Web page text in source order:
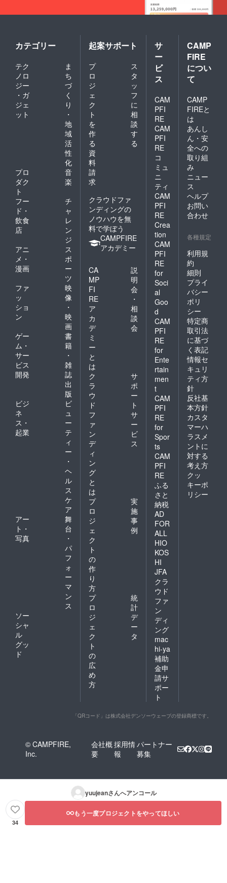
カテゴリー
テク
ノロ
ジー
・ガ
ジェ
ット
ま
ち
づ
く
り
・
地
域
活
性
化
プロ
ダク
ト
音
楽
フー
ド・
飲食
店
チ
ャ
レ
ン
ジ
アニ
メ・
漫画
ス
ポ
ー
ツ
ファ
ッ
ショ
ン
映
像
・
映
画
ゲー
ム・
サー
ビス
開発
書
籍
・
雑
誌
出
版
ビジ
ネ
ス・
起業
ビ
ュ
ー
テ
ィ
ー
・
ヘ
ル
ス
ケ
ア
アー
ト・
写真
舞
台
・
パ
フ
ォ
ー
マ
ン
ス
ソー
シャ
ル
グッ
ド
起案サポート
プ
ロ
ジ
ェ
ク
ト
を
作
る
ス
タ
ッ
フ
に
相
談
す
る
資
料
請
求
クラウドファ
ンディングの
ノウハウを無
料で学ぼう
CAMPFIRE
アカデミー
CA
MP
FI
RE
ア
カ
デ
ミ
ー
と
は
説
明
会
・
相
談
会
ク
ラ
ウ
ド
フ
ァ
ン
デ
ィ
ン
グ
と
は
サ
ポ
ー
ト
サ
ー
ビ
ス
プ
ロ
ジ
ェ
ク
ト
の
作
り
方
実
施
事
例
プ
ロ
ジ
ェ
ク
ト
の
広
め
方
統
計
デ
ー
タ
サ
ー
ビ
ス
CAM
PFI
RE
CAM
PFI
RE
コ
ミュ
ニ
ティ
CAM
PFI
RE
Crea
tion
CAM
PFI
RE
for
Soci
al
Goo
d
CAM
PFI
RE
for
Ente
rtain
men
t
CAM
PFI
RE
for
Spor
ts
CAM
PFI
RE
ふる
さと
納税
AD
FOR
ALL
HIO
KOS
HI
JFA
クラ
ウド
ファ
ン
ディ
ング
mac
hi-ya
補助
金申
請サ
ポー
ト
CAMP
FIRE
につい
て
CAMP
FIREと
は
あんし
ん・安
全への
取り組
み
ニュー
ス
ヘルプ
お問い
合わせ
各種規定
利用規
約
細則
プライ
バシー
ポリ
シー
特定商
取引法
に基づ
く表記
情報セ
キュリ
ティ方
針
反社基
本方針
カスタ
マーハ
ラスメ
ントに
対する
考え方
クッ
キーポ
リシー
「QRコード」は株式会社デンソーウェーブの登録商標です。
© CAMPFIRE,
Inc.
会社概
要
採用情
報
パートナー
募集
yuujeanさんへアンコール
34
もう一度プロジェクトをやってほしい